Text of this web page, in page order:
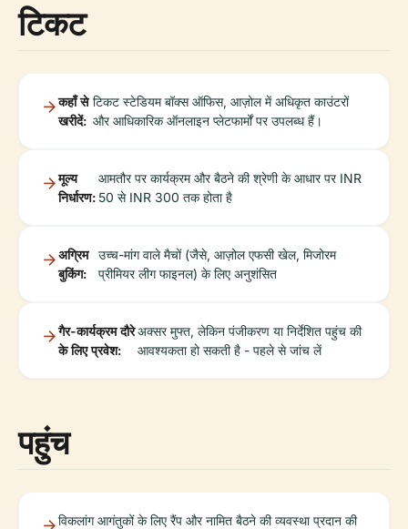
टिकट
कहाँ से
खरीदें:
टिकट स्टेडियम बॉक्स ऑफिस, आज़ोल में अधिकृत काउंटरों
और आधिकारिक ऑनलाइन प्लेटफार्मों पर उपलब्ध हैं।
मूल्य
निर्धारण:
आमतौर पर कार्यक्रम और बैठने की श्रेणी के आधार पर INR
50 से INR 300 तक होता है
अग्रिम
बुकिंग:
उच्च-मांग वाले मैचों (जैसे, आज़ोल एफसी खेल, मिजोरम
प्रीमियर लीग फाइनल) के लिए अनुशंसित
गैर-कार्यक्रम दौरे
के लिए प्रवेश:
अक्सर मुफ्त, लेकिन पंजीकरण या निर्देशित पहुंच की
आवश्यकता हो सकती है - पहले से जांच लें
पहुंच
विकलांग आगंतुकों के लिए रैंप और नामित बैठने की व्यवस्था प्रदान की